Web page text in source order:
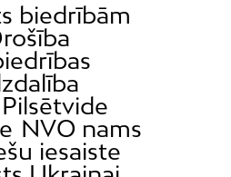
biedrībām
Pilsētvide
NVO nams
iesaiste